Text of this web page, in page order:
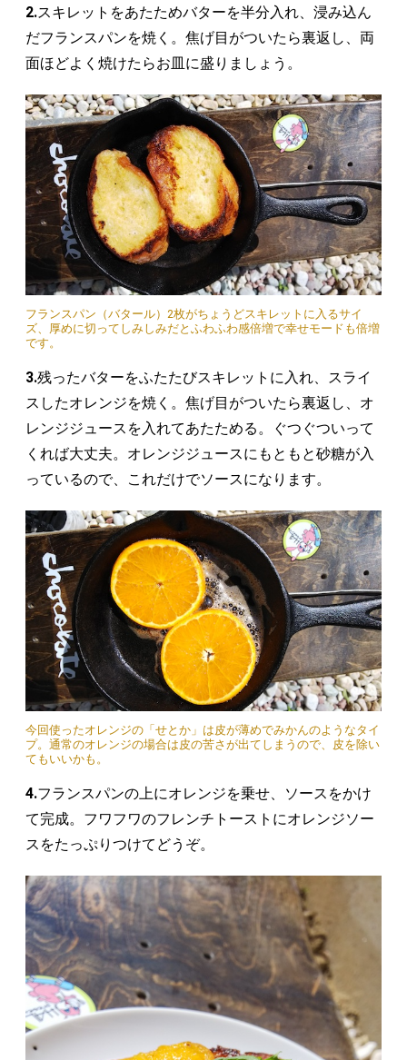
2.スキレットをあたためバターを半分入れ、浸み込ん
だフランスパンを焼く。焦げ目がついたら裏返し、両
面ほどよく焼けたらお皿に盛りましょう。
フランスパン（バタール）2枚がちょうどスキレットに入るサイ
ズ、厚めに切ってしみしみだとふわふわ感倍増で幸せモードも倍増
です。
3.残ったバターをふたたびスキレットに入れ、スライ
スしたオレンジを焼く。焦げ目がついたら裏返し、オ
レンジジュースを入れてあたためる。ぐつぐついって
くれば大丈夫。オレンジジュースにもともと砂糖が入
っているので、これだけでソースになります。
今回使ったオレンジの「せとか」は皮が薄めでみかんのようなタイ
プ。通常のオレンジの場合は皮の苦さが出てしまうので、皮を除い
てもいいかも。
4.フランスパンの上にオレンジを乗せ、ソースをかけ
て完成。フワフワのフレンチトーストにオレンジソー
スをたっぷりつけてどうぞ。